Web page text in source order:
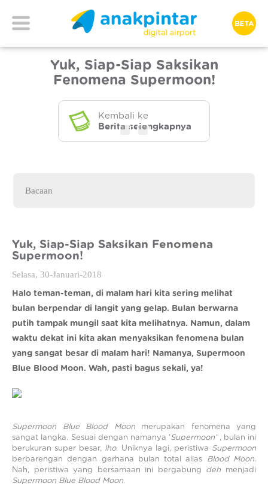
Yuk, Siap-Siap Saksikan
Fenomena Supermoon!
Kembali ke
Berita selengkapnya
Yuk, Siap-Siap Saksikan Fenomena
Supermoon!
Selasa, 30-Januari-2018
Halo teman-teman, di malam hari kita sering melihat
bulan berpendar di langit yang gelap. Bulan berwarna
putih tampak mungil saat kita melihatnya. Namun, dalam
waktu dekat ini kita akan menyaksikan fenomena bulan
yang sangat besar di malam hari! Namanya, Supermoon
Blue Blood Moon. Wah, pasti bagus sekali, ya!
Supermoon Blue Blood Moonmerupakan fenomena yang
sangat langka. Sesuai dengan namanya ‘Supermoon’, bulan ini
berukuran super besar, lho. Uniknya lagi, peristiwa Supermoon
berbarengan dengan gerhana bulan total alias Blood Moon.
Nah, peristiwa yang bersamaan ini bergabung deh menjadi
Supermoon Blue Blood Moon.